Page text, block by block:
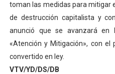
toman las medidas para mitigar
de destrucción capitalista y
anunció que se avanzará en
«Atención y Mitigación», con
convertido en ley.
VTV/YD/DS/DB